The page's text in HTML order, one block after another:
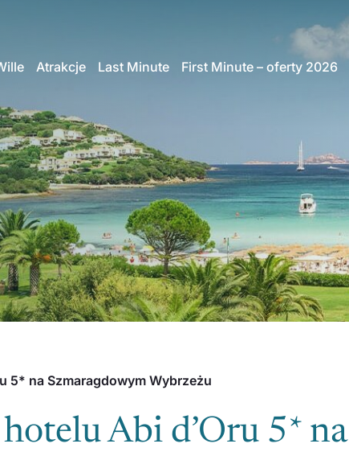
Atrakcje Last Minute First Minute – oferty 2026
5* na Szmaragdowym Wybrzeżu
Abi d’Oru 5* na